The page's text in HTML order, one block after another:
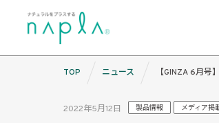
2022年5月12日 製品情報 メディア掲
TOP ニュース 【GINZA 6月